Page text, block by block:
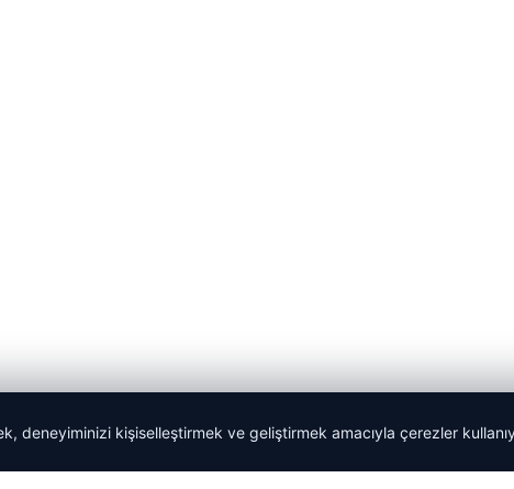
deneyiminizi kişiselleştirmek ve geliştirmek amacıyla çerezler